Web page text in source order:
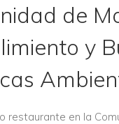
de
y
restaurante en la